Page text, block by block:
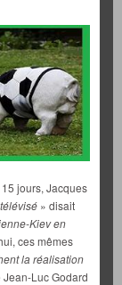
jours, Jacques
» disait
Kiev en
ces mêmes
la réalisation
Luc Godard